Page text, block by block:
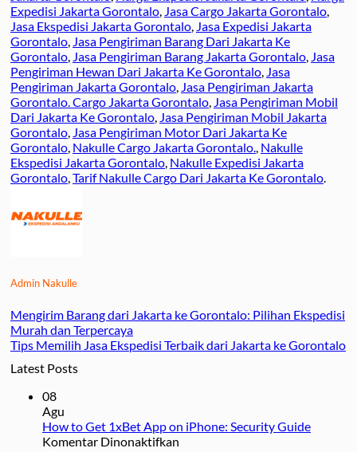
Expedisi Jakarta Gorontalo, Jasa Cargo Jakarta Gorontalo,
Jasa Ekspedisi Jakarta Gorontalo, Jasa Expedisi Jakarta
Gorontalo, Jasa Pengiriman Barang Dari Jakarta Ke
Gorontalo, Jasa Pengiriman Barang Jakarta Gorontalo, Jasa
Pengiriman Hewan Dari Jakarta Ke Gorontalo, Jasa
Pengiriman Jakarta Gorontalo, Jasa Pengiriman Jakarta
Gorontalo. Cargo Jakarta Gorontalo, Jasa Pengiriman Mobil
Dari Jakarta Ke Gorontalo, Jasa Pengiriman Mobil Jakarta
Gorontalo, Jasa Pengiriman Motor Dari Jakarta Ke
Gorontalo, Nakulle Cargo Jakarta Gorontalo., Nakulle
Ekspedisi Jakarta Gorontalo, Nakulle Expedisi Jakarta
Gorontalo,Tarif Nakulle Cargo Dari Jakarta Ke Gorontalo.
Admin Nakulle
Mengirim Barang dari Jakarta ke Gorontalo: Pilihan Ekspedisi
Murah dan Terpercaya
Tips Memilih Jasa Ekspedisi Terbaik dari Jakarta ke Gorontalo
Latest Posts
08
Agu
How to Get 1xBet App on iPhone: Security Guide
Komentar Dinonaktifkan